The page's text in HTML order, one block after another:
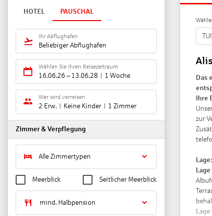
Das
Ihre
zur
Lage:
Lage
HOTEL PAUSCHAL
Ihr Abflughafen
Beliebiger Abflughafen
Wählen Sie Ihren Reisezeitraum
16.06.26 – 13.06.28 1 Woche
Wer wird verreisen
2 Erw. Keine Kinder 1 Zimmer
Zimmer & Verpflegung
Alle Zimmertypen
Meerblick Seitlicher Meerblick
mind. Halbpension